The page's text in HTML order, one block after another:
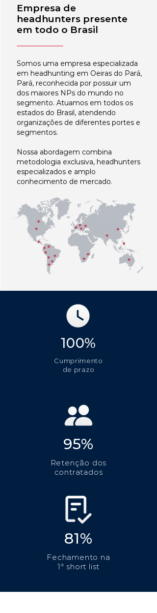
Empresa de
headhunters presente
em todo o Brasil
Somos uma empresa especializada
em headhunting em Oeiras do Pará,
Pará, reconhecida por possuir um
dos maiores NPs do mundo no
segmento. Atuamos em todos os
estados do Brasil, atendendo
organizações de diferentes portes e
segmentos.
Nossa abordagem combina
metodologia exclusiva, headhunters
especializados e amplo
conhecimento de mercado.
100%
Cumprimento
de prazo
95%
Retenção dos
contratados
81%
Fechamento na
1ª short list